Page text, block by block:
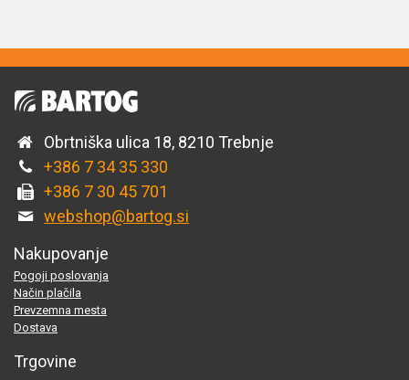
Obrtniška ulica 18, 8210 Trebnje
+386 7 34 35 330
+386 7 30 45 701
webshop@bartog.si
Nakupovanje
Pogoji poslovanja
Način plačila
Prevzemna mesta
Dostava
Trgovine